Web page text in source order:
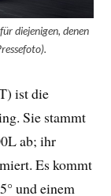
diejenigen, denen
ist die
Sie stammt
ab; ihr
Es kommt
und einem